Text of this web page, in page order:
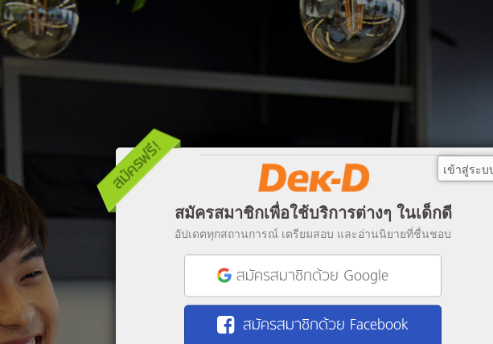
สมัครสมาชิกเพื่อใช้บริการต่างๆ ในเด็กดี
อัปเดตทุกสถานการณ์ เตรียมสอบ และอ่านนิยายที่ชื่นชอบ
สมัครสมาชิกด้วย Google
สมัครสมาชิกด้วย Facebook
เข้าสู่ระบ